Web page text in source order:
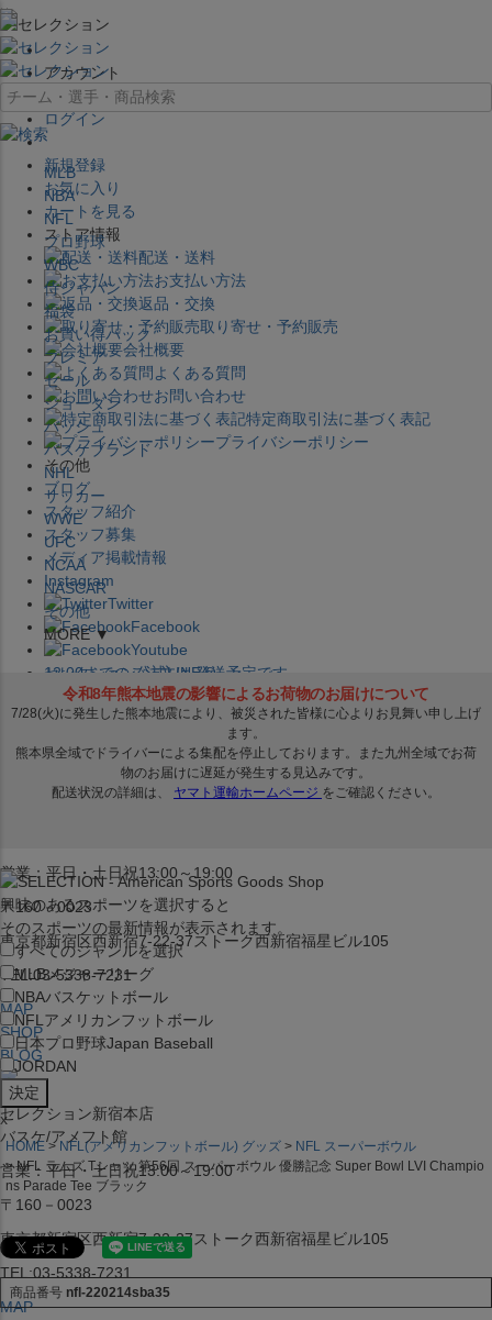
×
アカウント
ログイン
新規登録
お気に入り
カートを見る
ストア情報
配送・送料
お支払い方法
返品・交換
取り寄せ・予約販売
会社概要
よくある質問
お問い合わせ
特定商取引法に基づく表記
プライバシーポリシー
その他
ブログ
スタッフ紹介
スタッフ募集
メディア掲載情報
Instagram
Twitter
Facebook
Youtube
セレクション公式LINE@
営業：平日・土日祝13:00～19:00
〒160－0023
東京都新宿区西新宿7-22-37ストーク西新宿福星ビル105
TEL:03-5338-7231
MAP
SHOP
BLOG
セレクション新宿本店
バスケ/アメフト館
営業：平日・土日祝13:00～19:00
〒160－0023
東京都新宿区西新宿7-22-37ストーク西新宿福星ビル105
TEL:03-5338-7231
MAP
MLB
NBA
NFL
プロ野球
WBC
侍ジャパン
福袋
お買い得パック
プレミア
セール
ジョーダン
バッシュ
バスケブランド
NHL
サッカー
WWE
UFC
NCAA
NASCAR
その他
MORE ▼
12:00までのご注文は発送予定です。
在庫品は 1-3営業日内で発送!! ※お取寄せ商品は対象外
興味のあるスポーツを選択すると
そのスポーツの最新情報が表示されます。
すべてのジャンルを選択
MLBメジャーリーグ
NBAバスケットボール
NFL アメリカンフットボール
日本プロ野球Japan Baseball
JORDAN
x
HOME NFL(アメリカンフットボール) グッズ
NFL スーパーボウル
NFL ラムズ Tシャツ 第56回 スーパーボウル 優勝記念 Super Bowl LVI Champio
ns Parade Tee ブラック
商品番号 nfl-220214sba35